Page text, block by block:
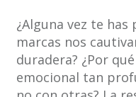
¿Alguna vez te
marcas nos
duradera? ¿Por
emocional tan